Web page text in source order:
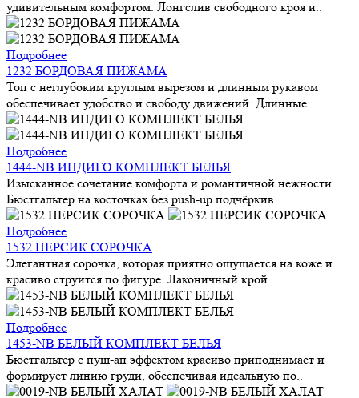
удивительным комфортом. Лонгслив свободного кроя и..
Подробнее
1232 БОРДОВАЯ ПИЖАМА
Топ с неглубоким круглым вырезом и длинным рукавом
обеспечивает удобство и свободу движений. Длинные..
Подробнее
1444-NB ИНДИГО КОМПЛЕКТ БЕЛЬЯ
Изысканное сочетание комфорта и романтичной нежности.
Бюстгальтер на косточках без push-up подчёркив..
Подробнее
1532 ПЕРСИК СОРОЧКА
Элегантная сорочка, которая приятно ощущается на коже и
красиво струится по фигуре. Лаконичный крой ..
Подробнее
1453-NB БЕЛЫЙ КОМПЛЕКТ БЕЛЬЯ
Бюстгальтер с пуш-ап эффектом красиво приподнимает и
формирует линию груди, обеспечивая идеальную по..